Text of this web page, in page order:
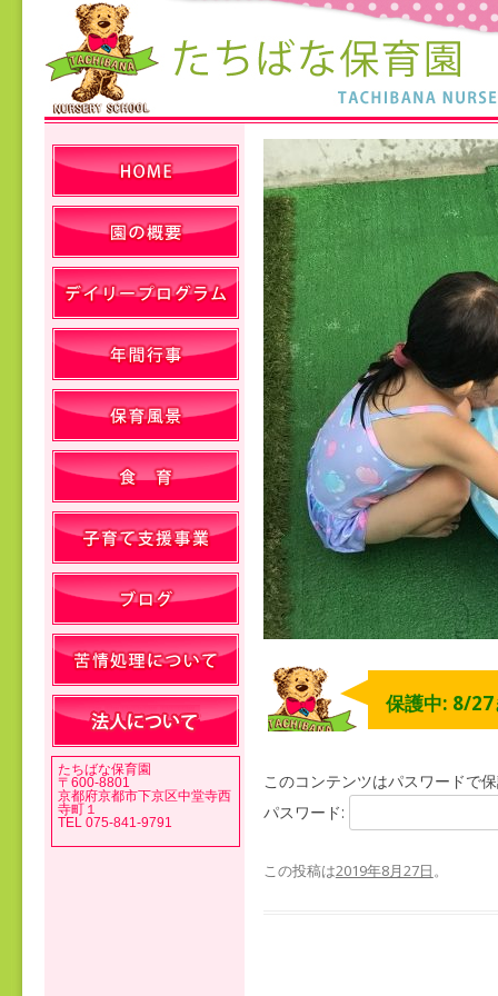
保護中: 8/27
このコンテンツはパスワードで
パスワード:
この投稿は2019年8月27日。
たちばな保育園
〒600-8801
京都府京都市下京区中堂寺西
寺町１
TEL 075-841-9791